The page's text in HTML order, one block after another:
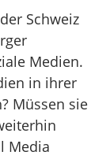
Schweiz
Medien.
in ihrer
Müssen sie
Media